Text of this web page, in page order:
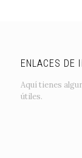
ENLACES DE
Aquí tienes
útiles.